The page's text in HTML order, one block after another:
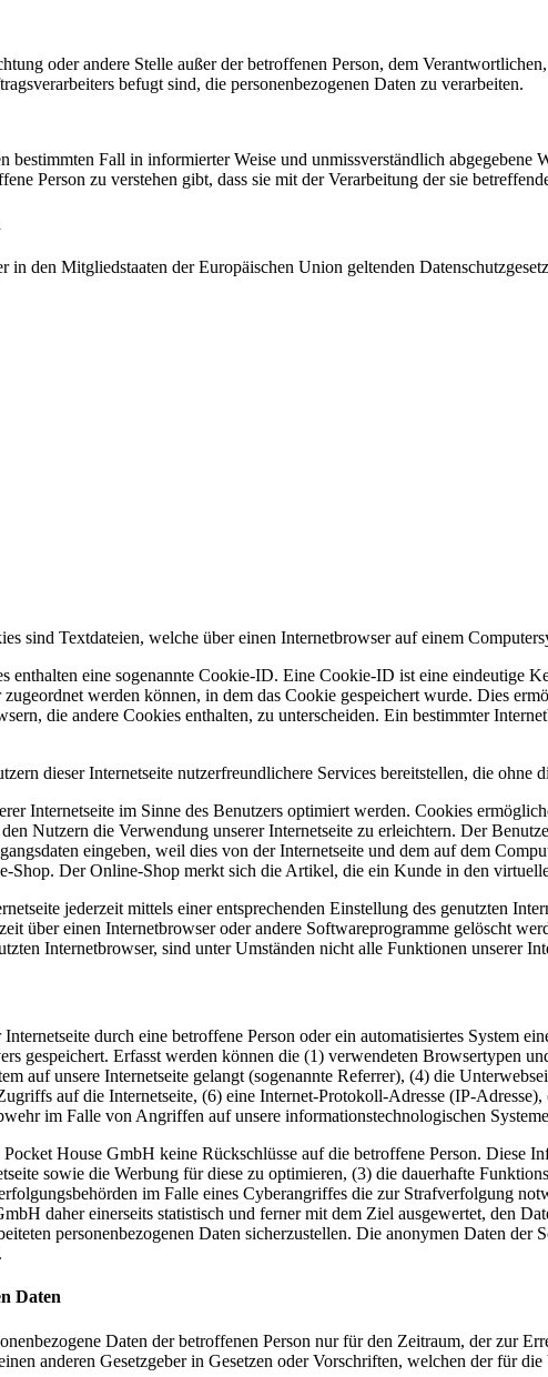
oder andere Stelle außer der betroffenen Person, dem
befugt sind, die personenbezogenen Daten zu verarbeiten.
Fall in informierter Weise und unmissverständlich abgegebene
Person zu verstehen gibt, dass sie mit der Verarbeitung der sie
den Mitgliedstaaten der Europäischen Union geltenden
sind Textdateien, welche über einen Internetbrowser auf einem
eine sogenannte Cookie-ID. Eine Cookie-ID ist eine eindeutige
werden können, in dem das Cookie gespeichert wurde. Dies
die andere Cookies enthalten, zu unterscheiden. Ein bestimmter
dieser Internetseite nutzerfreundlichere Services bereitstellen, die ohne
Internetseite im Sinne des Benutzers optimiert werden. Cookies
Nutzern die Verwendung unserer Internetseite zu erleichtern. Der
eingeben, weil dies von der Internetseite und dem auf dem
Der Online-Shop merkt sich die Artikel, die ein Kunde in den
jederzeit mittels einer entsprechenden Einstellung des genutzten
über einen Internetbrowser oder andere Softwareprogramme gelöscht
Internetbrowser, sind unter Umständen nicht alle Funktionen unserer
durch eine betroffene Person oder ein automatisiertes System
gespeichert. Erfasst werden können die (1) verwendeten Browsertypen
auf unsere Internetseite gelangt (sogenannte Referrer), (4) die
auf die Internetseite, (6) eine Internet-Protokoll-Adresse (IP-
im Falle von Angriffen auf unsere informationstechnologischen
House GmbH keine Rückschlüsse auf die betroffene Person. Diese
sowie die Werbung für diese zu optimieren, (3) die dauerhafte
im Falle eines Cyberangriffes die zur Strafverfolgung
daher einerseits statistisch und ferner mit dem Ziel ausgewertet, den
personenbezogenen Daten sicherzustellen. Die anonymen Daten
Daten
Daten der betroffenen Person nur für den Zeitraum, der zur
anderen Gesetzgeber in Gesetzen oder Vorschriften, welchen der für